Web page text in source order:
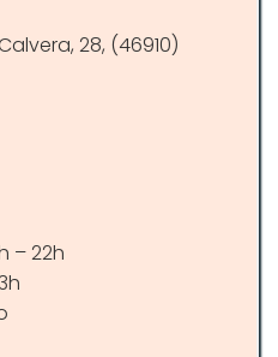
28, (46910)
– 22h